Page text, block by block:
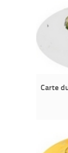
Carte